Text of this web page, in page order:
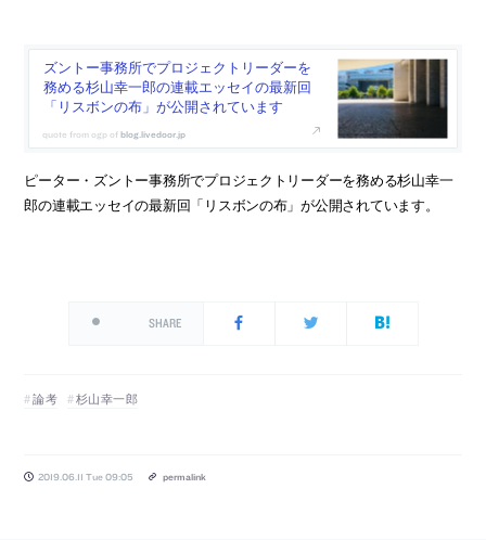
ズントー事務所でプロジェクトリーダーを
務める杉山幸一郎の連載エッセイの最新回
「リスボンの布」が公開されています
blog.livedoor.jp
ピーター・ズントー事務所でプロジェクトリーダーを務める杉山幸一
郎の連載エッセイの最新回「リスボンの布」が公開されています。
SHARE
論考 杉山幸一郎
2019.06.11 Tue 09:05 permalink